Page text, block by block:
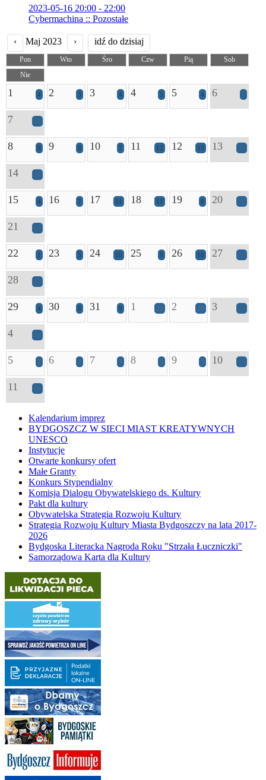
2023-05-16 20:00 - 22:00
Cybermachina :: Pozostałe
‹ Maj 2023 › idź do dzisiaj
Pon Wto Śro Czw Pią
Sob
Nie
1 4 2 3 3 4 4 5 5 4 6 7
7 12
8 8 9 8 10 7 11 12 12 13 13 23
14 15
15 4 16 7 17 11 18 11 19 8 20 22
21 18
22 1 23 5 24 10 25 9 26 10 27 27
28 15
29 4 30 8 31 9 1 22 2 20 3 22
4 14
5 2 6 2 7 3 8 3 9 5 10 15
11 19
Kalendarium imprez
BYDGOSZCZ W SIECI MIAST KREATYWNYCH
UNESCO
Instytucje
Otwarte konkursy ofert
Małe Granty
Konkurs Stypendialny
Komisja Dialogu Obywatelskiego ds. Kultury
Pakt dla kultury
Obywatelska Strategia Rozwoju Kultury
Strategia Rozwoju Kultury Miasta Bydgoszczy na lata 2017-
2026
Bydgoska Literacka Nagroda Roku "Strzała Łuczniczki"
Samorządowa Karta dla Kultury